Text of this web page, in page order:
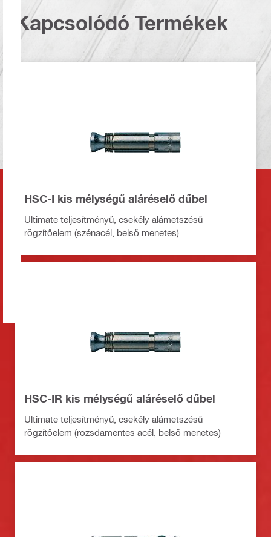
Kapcsolódó Termékek
HSC-I kis mélységű aláréselő dűbel
Ultimate teljesítményű, csekély alámetszésű
rögzítőelem (szénacél, belső menetes)
HSC-IR kis mélységű aláréselő dűbel
Ultimate teljesítményű, csekély alámetszésű
rögzítőelem (rozsdamentes acél, belső menetes)